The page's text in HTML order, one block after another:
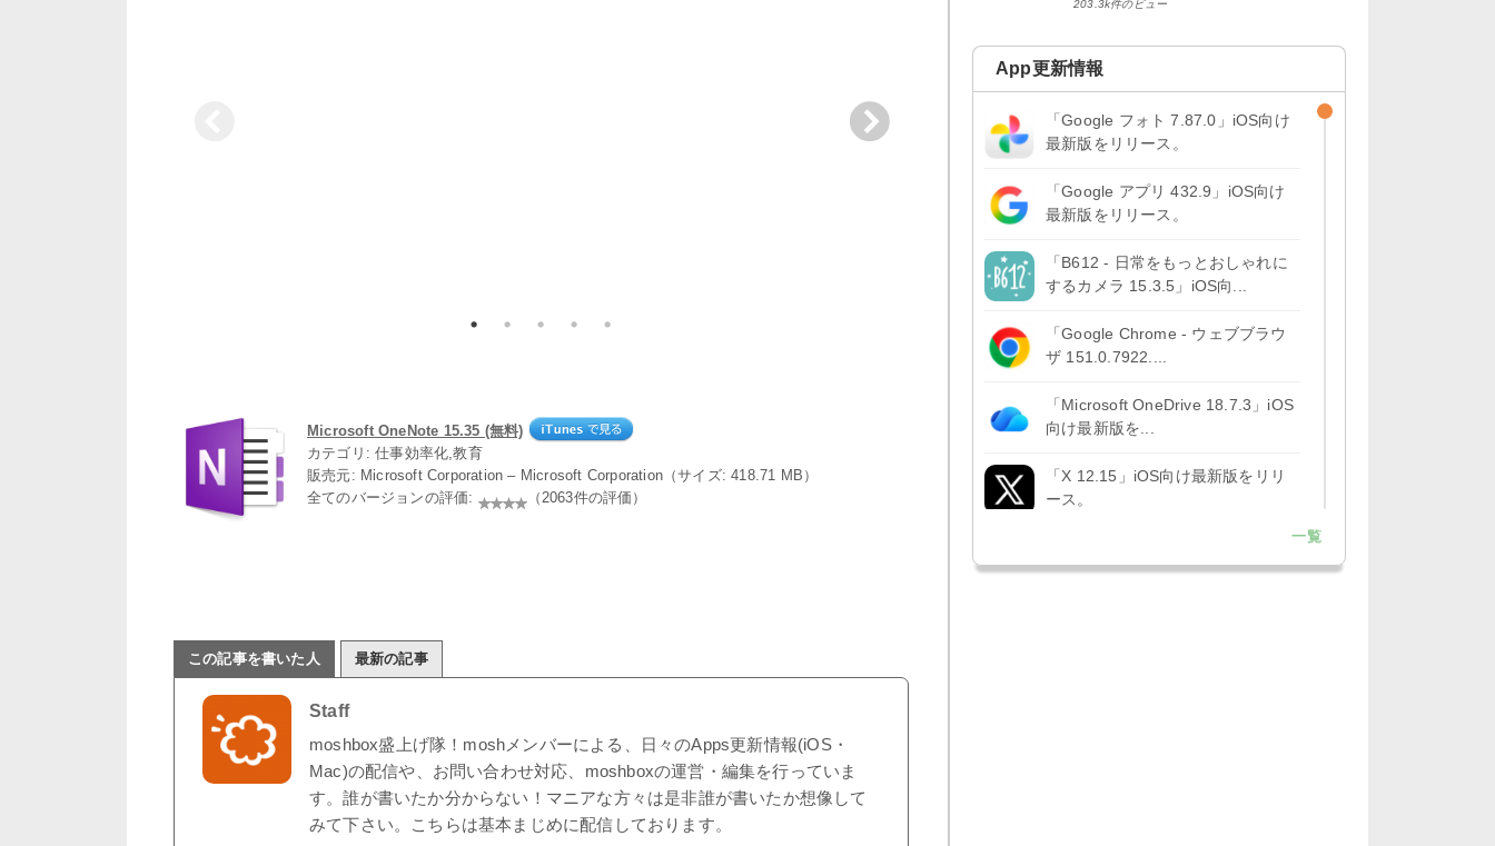
Microsoft OneNote 15.35 (無料)
カテゴリ: 仕事効率化,教育
販売元: Microsoft Corporation – Microsoft Corporation（サイズ: 418.71 MB）
全てのバージョンの評価:
（2063件の評価）
この記事を書いた人 最新の記事
Staff
moshbox盛上げ隊！moshメンバーによる、日々のApps更新情報(iOS・
Mac)の配信や、お問い合わせ対応、moshboxの運営・編集を行っていま
す。誰が書いたか分からない！マニアな方々は是非誰が書いたか想像して
みて下さい。こちらは基本まじめに配信しております。
203.3k件のビュー
App更新情報
「Google フォト 7.87.0」iOS向け
最新版をリリース。
「Google アプリ 432.9」iOS向け
最新版をリリース。
「B612 - 日常をもっとおしゃれに
するカメラ 15.3.5」iOS向...
「Google Chrome - ウェブブラウ
ザ 151.0.7922....
「Microsoft OneDrive 18.7.3」iOS
向け最新版を...
「X 12.15」iOS向け最新版をリリ
ース。
リリース。Liguid G...
一覧